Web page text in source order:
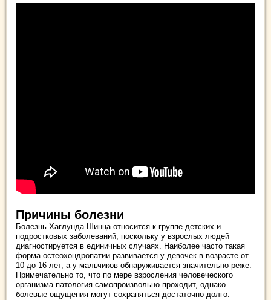
Причины болезни
Болезнь Хаглунда Шинца относится к группе детских и
подростковых заболеваний, поскольку у взрослых людей
диагностируется в единичных случаях. Наиболее часто такая
форма остеохондропатии развивается у девочек в возрасте от
10 до 16 лет, а у мальчиков обнаруживается значительно реже.
Примечательно то, что по мере взросления человеческого
организма патология самопроизвольно проходит, однако
болевые ощущения могут сохраняться достаточно долго.